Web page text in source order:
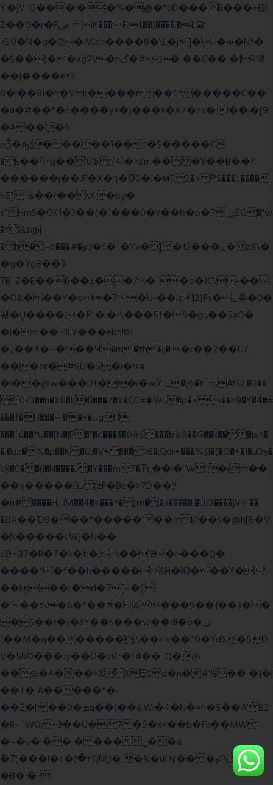
Ŷ�įV`O���:��%�@�*ʊD���B���+櫥
Z��D�r�Fص m Iʶ���F.t��)����.�L뢅
Æi0�N�g�Q�ACch����8�\L�j]�=�w�N*�
�$��)��ag2\�nک�#<� ��C�� �IR얲
��|����eY?
8�j��8I�h�Vmk����m��Eh�����C��
�a�#��*�n����y<�)���s�X7�hv�J��i�[9
�A���6`
pǮ�ԡ(�����1��^�$�����I־
�E��Ϥ^g��'0|ꠓ[[4ΐ�>Zm���Y��B��?
������j��JF�X�ך�Ʊ0�I�мT2�>P̶S���t���ͩ�
NE]`is��(��\X�py�
x"HmS�QK1�3��(�1���0�v��b�p�P؃;EG�"w
�f&z@|
�h�~p���#�yכ�f�`�Yv�[�t3���ۑ� zX\�
�g�YgB��龺
7B`Z�E��6��ȥ��/>\�`�o�JC\ -��
�O&���Y�o�7 �U-��lc|2}Fs�_촢�0�
瀜�Ų����.�Ρ �.�-\���5f�9�gu��5aO�
�i�m��-BLY���ebh!0?
�,;��4�~���Ҹ�m�th�|j�ᇞ�r��2��U/
���or�#9U�5 �i�rsa
�i��@w���Dt��i�wӰ _�@�٣`mAG7;�2��
0Z3��h�XB�k�)���Z�Y�CC!=�iWu�p�> v��h9�Y�4�=
���f�H���~ ��<�UgH
���`ú��*U��[N�|P�"�c�����0#$���bieA��G��k���pjh�
�:�uz�%�p��K�U;�V+���k6�;Qdr+���%$l�(�O�+�I�uDy�
kŖ�0��(i�N����J�Y���mT�Ћ,��i�"W1�(m��
��ӽ�����l3ܝ(zF�Be�>7D��)!
�n#����H_lM��4�<���^�}m��s�����.�U.D����jV<-��
�A��Ɗ9���*�����'��mk1��s�@h[8�V
�N�����sW]�N��
sE 37�R�7�k�t:�;=\��'B�>���Q�
����*�f��h�͢����$H�Ю���Y�'
��kņ��r�d�7[~�(i
���tk�6�*��#�X'���9��{��3��
�$��r�)�āY��s���w��dl�ȏ�_;|
{��M�q�������̆;\��n'v��l10�Yd6�5D
V�5BO���Jy��O�v0^�F4��`Q�@
��@�4���>XXȨ0d�n�#%�� �{�|
��T� A�����*�-
��2͔�[��0�ܡq��(��&W:�4�N�=h�5��A'B2
�R~`WO:+3��U�7�9�x<��b�Fk��MW
�~�v�!�� ����ݧ��a
ّ�7(���l�c�)�۲QNlڙ�,�&�uOɣ���yP( z�D|
�B�!�-